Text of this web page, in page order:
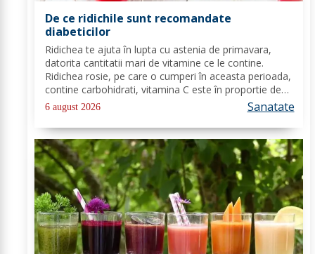
De ce ridichile sunt recomandate
diabeticilor
Ridichea te ajuta în lupta cu astenia de primavara,
datorita cantitatii mari de vitamine ce le contine.
Ridichea rosie, pe care o cumperi în aceasta perioada,
contine carbohidrati, vitamina C este în proportie de
25%, vitamina B, acid folic, potasiu, magneziu si multe
alte componente ce-ti sunt de...
6 august 2026 Sanatate